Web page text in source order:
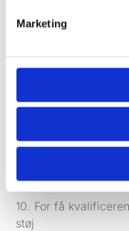
Marketing
Klassisk
bots før eller siden.
Det behøver ikke
kombination af
validering og
tager meget af
fordi formularen
halvdelen af
10. For få
støj